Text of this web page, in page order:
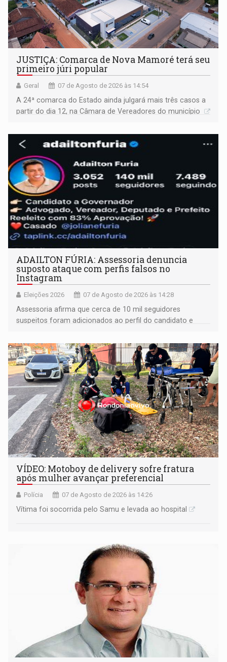
JUSTIÇA: Comarca de Nova Mamoré terá seu
primeiro júri popular
Geral 07 de Agosto de 2026 às 14:54
A 24ª comarca do Estado ainda julgará mais três casos a
partir do dia 12, na Câmara de Vereadores do município
ADAILTON FÚRIA: Assessoria denuncia
suposto ataque com perfis falsos no
Instagram
Eleições 2026 07 de Agosto de 2026 às 14:28
Assessoria afirma que cerca de 10 mil seguidores
suspeitos foram adicionados ao perfil do candidato e
remover as contas
VÍDEO: Motoboy de delivery sofre fratura
após mulher avançar preferencial
Polícia 07 de Agosto de 2026 às 14:26
Vítima foi socorrida pelo Samu e levada ao hospital